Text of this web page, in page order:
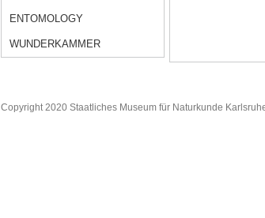
ENTOMOLOGY
WUNDERKAMMER
Copyright 2020 Staatliches Museum für Naturkunde